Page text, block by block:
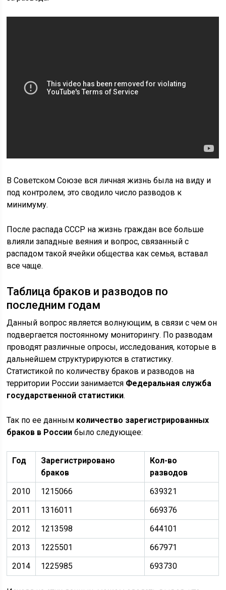
В Советском Союзе вся личная жизнь была на виду и
под контролем, это сводило число разводов к
минимуму.
После распада СССР на жизнь граждан все больше
влияли западные веяния и вопрос, связанный с
распадом такой ячейки общества как семья, вставал
все чаще.
Таблица браков и разводов по
последним годам
Данный вопрос является волнующим, в связи с чем он
подвергается постоянному мониторингу. По разводам
проводят различные опросы, исследования, которые в
дальнейшем структурируются в статистику.
Статистикой по количеству браков и разводов на
территории России занимается Федеральная служба
государственной статистики.
Так по ее данным количество зарегистрированных
браков в России было следующее:
Год
Зарегистрировано
браков
Кол-во
разводов
2010
1215066
639321
2011
1316011
669376
2012
1213598
644101
2013
1225501
667971
2014
1225985 693730